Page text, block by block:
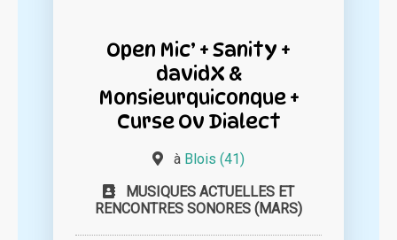
Open Mic’ + Sanity +
davidX &
Monsieurquiconque +
Curse Ov Dialect
à Blois (41)
MUSIQUES ACTUELLES ET
RENCONTRES SONORES (MARS)